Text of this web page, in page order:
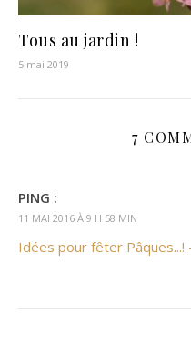
Tous au jardin !
5 mai 2019
7
PING :
11 MAI 2016 À 9 H 58 MIN
Idées pour fêter Pâques...!